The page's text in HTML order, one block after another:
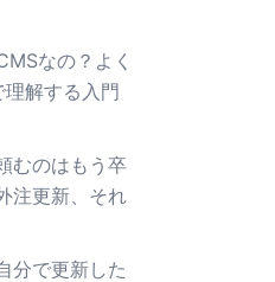
なの？よく
解する入門
むのはもう卒
注更新、それ
分で更新した